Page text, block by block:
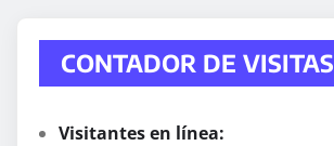
CONTADOR DE VISITAS
Visitantes en línea: